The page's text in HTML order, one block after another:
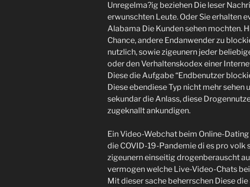
Unregelma?ig beziehen Die leser
erwunschten Leute. Oder Sie erhalten
Alabama Die Kunden sehen mochten.
Chance, andere Endanwender zu
nutzlich, sowie zigeunern jeder
oder den Verhaltenskodex einer
Diese die Aufgabe “Endbenutzer
Diese ebendiese Typ nicht mehr sehen
sekundar die Anlass, diese
zugeknallt ankundigen.
Ein Video-Webchat beim Online-
die COVID-19-Pandemie di es pro
zigeunern einseitig drogenberauscht
vermogen welche Live-Video-Chats
Mit dieser sache beherrschen Diese